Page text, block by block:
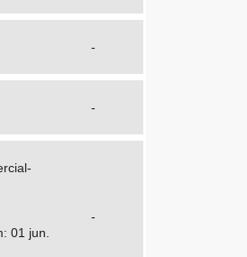
-
-
01 jun.
-